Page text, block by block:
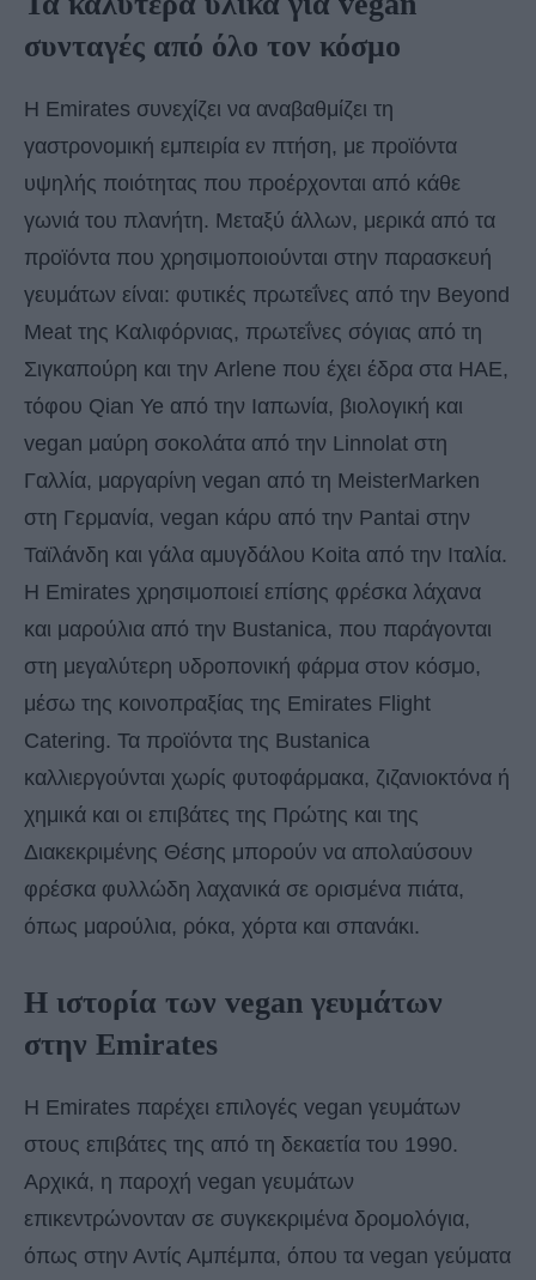
συνταγές από όλο τον κόσμο
Η Emirates συνεχίζει να αναβαθμίζει τη
γαστρονομική εμπειρία εν πτήση, με προϊόντα
υψηλής ποιότητας που προέρχονται από κάθε
γωνιά του πλανήτη. Μεταξύ άλλων, μερικά από τα
προϊόντα που χρησιμοποιούνται στην παρασκευή
γευμάτων είναι: φυτικές πρωτεΐνες από την Beyond
Meat της Καλιφόρνιας, πρωτεΐνες σόγιας από τη
Σιγκαπούρη και την Arlene που έχει έδρα στα ΗΑΕ,
τόφου Qian Ye από την Ιαπωνία, βιολογική και
vegan μαύρη σοκολάτα από την Linnolat στη
Γαλλία, μαργαρίνη vegan από τη MeisterMarken
στη Γερμανία, vegan κάρυ από την Pantai στην
Ταϊλάνδη και γάλα αμυγδάλου Koita από την Ιταλία.
Η Emirates χρησιμοποιεί επίσης φρέσκα λάχανα
και μαρούλια από την Bustanica, που παράγονται
στη μεγαλύτερη υδροπονική φάρμα στον κόσμο,
μέσω της κοινοπραξίας της Emirates Flight
Catering. Τα προϊόντα της Bustanica
καλλιεργούνται χωρίς φυτοφάρμακα, ζιζανιοκτόνα ή
χημικά και οι επιβάτες της Πρώτης και της
Διακεκριμένης Θέσης μπορούν να απολαύσουν
φρέσκα φυλλώδη λαχανικά σε ορισμένα πιάτα,
όπως μαρούλια, ρόκα, χόρτα και σπανάκι.
Η ιστορία των vegan γευμάτων
στην Emirates
Η Emirates παρέχει επιλογές vegan γευμάτων
στους επιβάτες της από τη δεκαετία του 1990.
Αρχικά, η παροχή vegan γευμάτων
επικεντρώνονταν σε συγκεκριμένα δρομολόγια,
όπως στην Αντίς Αμπέμπα, όπου τα vegan γεύματα